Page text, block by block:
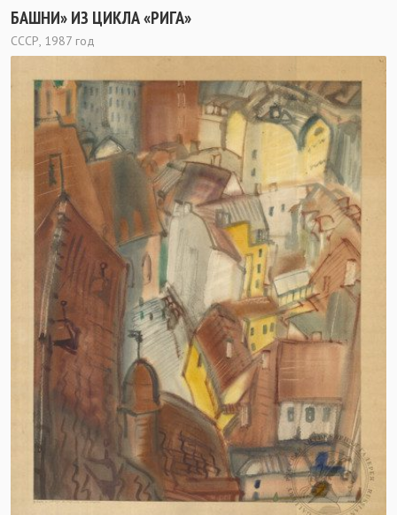
БАШНИ» ИЗ ЦИКЛА «РИГА»
СССР, 1987 год